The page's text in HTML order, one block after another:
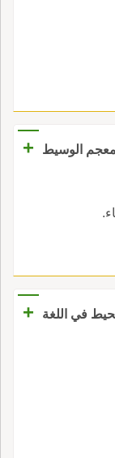
الوسيط
+
في اللغة
+